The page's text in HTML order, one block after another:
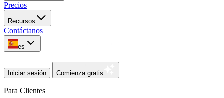
Precios
Recursos
Contáctanos
es
Iniciar sesión Comienza gratis
Para Clientes